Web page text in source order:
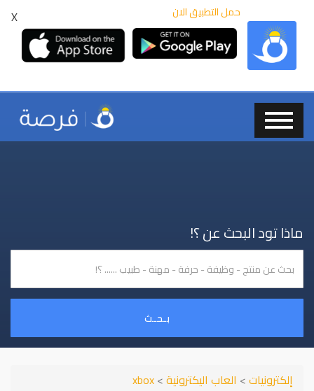
X حمل التطبيق الان
ماذا تود البحث عن ؟!
بـحـث
إلكترونيات> العاب اليكترونية>
xbox